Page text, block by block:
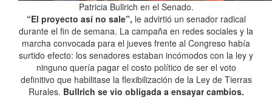
Patricia Bullrich en el Senado.
“El proyecto así no sale”, le advirtió un senador radical
durante el fin de semana. La campaña en redes sociales y la
marcha convocada para el jueves frente al Congreso había
surtido efecto: los senadores estaban incómodos con la ley y
ninguno quería pagar el costo político de ser el voto
definitivo que habilitase la flexibilización de la Ley de Tierras
Rurales. Bullrich se vio obligada a ensayar cambios.